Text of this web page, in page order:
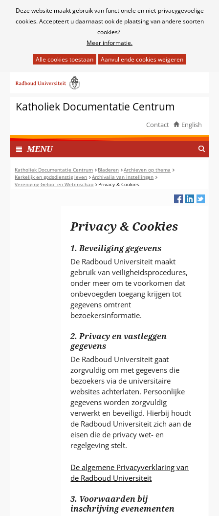
Cookies
Deze website maakt gebruik van functionele en niet-privacygevoelige
cookies. Accepteert u daarnaast ook de plaatsing van andere soorten
cookies?
Meer informatie.
het
van
cookies
deze
website
worden
toegestaan
of
geweigerd.
naar
inhoudKatholiek Documentatie Centrum
Contact English
MENUI
N
G
E
K
Katholiek Documentatie Centrum Bladeren
Archieven op thema
Kerkelijk en godsdienstig leven
Archivalia van instellingen
Vereniging Geloof en Wetenschap
Privacy & Cookies
Privacy & Cookies
1. Beveiliging gegevens
De Radboud Universiteit maakt
gebruik van veiligheidsprocedures,
onder meer om te voorkomen dat
onbevoegden toegang krijgen tot
gegevens omtrent
bezoekersinformatie.
2. Privacy en vastleggen
gegevens
De Radboud Universiteit gaat
zorgvuldig om met gegevens die
bezoekers via de universitaire
websites achterlaten. Persoonlijke
gegevens worden zorgvuldig
verwerkt en beveiligd. Hierbij houdt
de Radboud Universiteit zich aan de
eisen die de privacy wet- en
regelgeving stelt.
De algemene Privacyverklaring van
de Radboud Universiteit
3. Voorwaarden bij
inschrijving evenementen